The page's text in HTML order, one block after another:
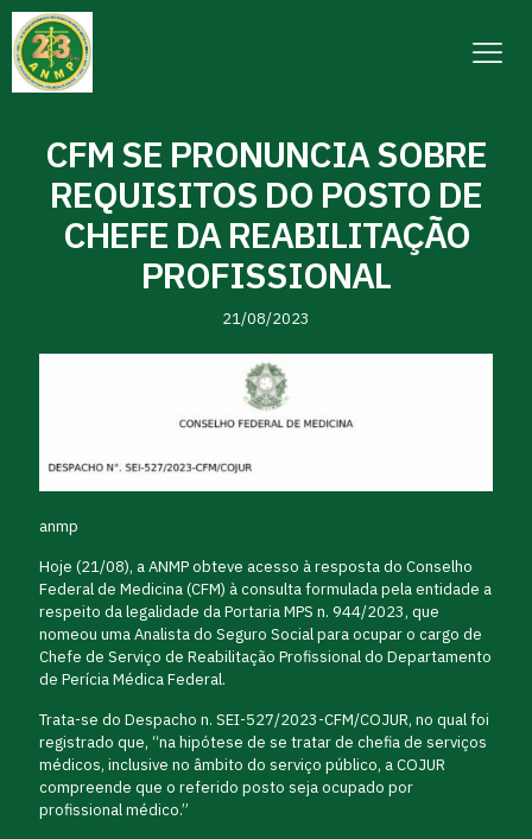
CFM SE PRONUNCIA SOBRE
REQUISITOS DO POSTO DE
CHEFE DA REABILITAÇÃO
PROFISSIONAL
21/08/2023
anmp
Hoje (21/08), a ANMP obteve acesso à resposta do Conselho
Federal de Medicina (CFM) à consulta formulada pela entidade a
respeito da legalidade da Portaria MPS n. 944/2023, que
nomeou uma Analista do Seguro Social para ocupar o cargo de
Chefe de Serviço de Reabilitação Profissional do Departamento
de Perícia Médica Federal.
Trata-se do Despacho n. SEI-527/2023-CFM/COJUR, no qual foi
registrado que, “na hipótese de se tratar de chefia de serviços
médicos, inclusive no âmbito do serviço público, a COJUR
compreende que o referido posto seja ocupado por
profissional médico.”